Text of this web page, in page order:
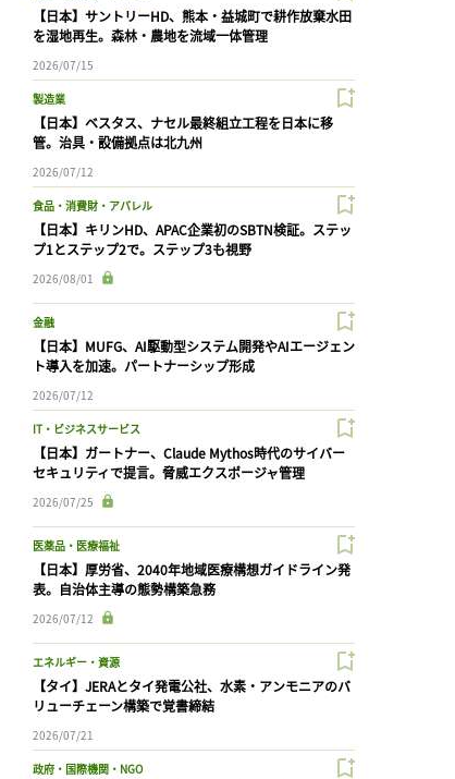
【日本】サントリーHD、熊本・益城町で耕作放棄水田
を湿地再生。森林・農地を流域一体管理
2026/07/15
製造業
【日本】ベスタス、ナセル最終組立工程を日本に移
管。治具・設備拠点は北九州
2026/07/12
食品・消費財・アパレル
【日本】キリンHD、APAC企業初のSBTN検証。ステッ
プ1とステップ2で。ステップ3も視野
2026/08/01
金融
【日本】MUFG、AI駆動型システム開発やAIエージェン
ト導入を加速。パートナーシップ形成
2026/07/12
IT・ビジネスサービス
【日本】ガートナー、Claude Mythos時代のサイバー
セキュリティで提言。脅威エクスポージャ管理
2026/07/25
医薬品・医療福祉
【日本】厚労省、2040年地域医療構想ガイドライン発
表。自治体主導の態勢構築急務
2026/07/12
エネルギー・資源
【タイ】JERAとタイ発電公社、水素・アンモニアのバ
リューチェーン構築で覚書締結
2026/07/21
政府・国際機関・NGO